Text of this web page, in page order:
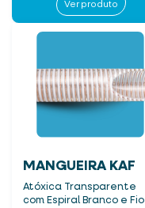
Ver produto
MANGUEIRA KAF
Atóxica Transparente
com Espiral Branco e Fio